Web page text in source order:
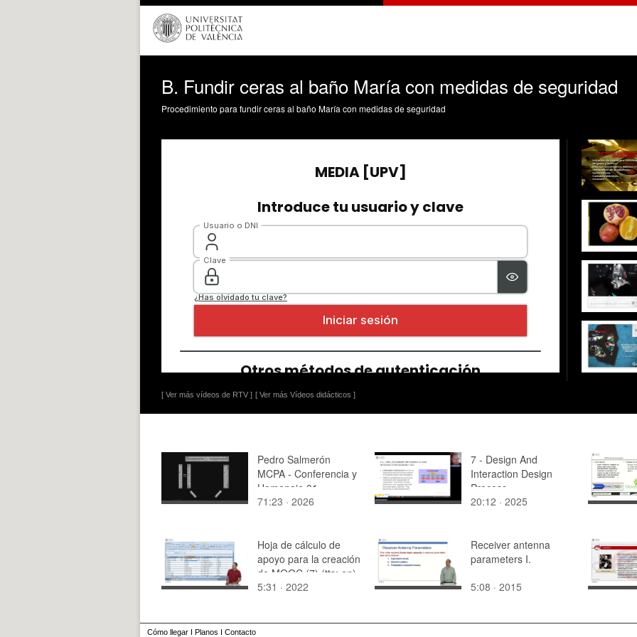
B. Fundir ceras al baño María con medidas de seguridad
Procedimiento para fundir ceras al baño María con medidas de seguridad
[ Ver más vídeos de RTV ] [ Ver más Vídeos didácticos ]
Pedro Salmerón
MCPA - Conferencia y
Homenaje 01
71:23 · 2026
7 - Design And
Interaction Design
Process
20:12 · 2025
Hoja de cálculo de
apoyo para la creación
de MOOC (7) (tts: en)
5:31 · 2022
Receiver antenna
parameters I.
5:08 · 2015
Cómo llegar I Planos I Contacto